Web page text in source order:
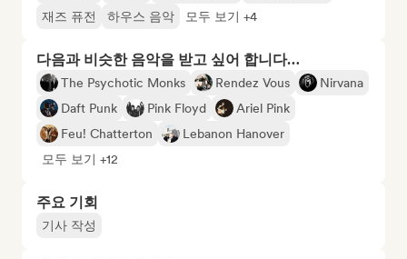
재즈 퓨전
하우스 음악 모두 보기 +4
다음과 비슷한 음악을 받고 싶어 합니다…
The Psychotic Monks Rendez Vous
Nirvana
Daft Punk
Pink Floyd
Ariel Pink
Feu! Chatterton
Lebanon Hanover
모두 보기 +12
주요 기회
기사 작성